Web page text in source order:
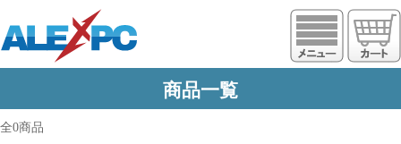
https://www.alexpc.jp
商品一覧
全0商品